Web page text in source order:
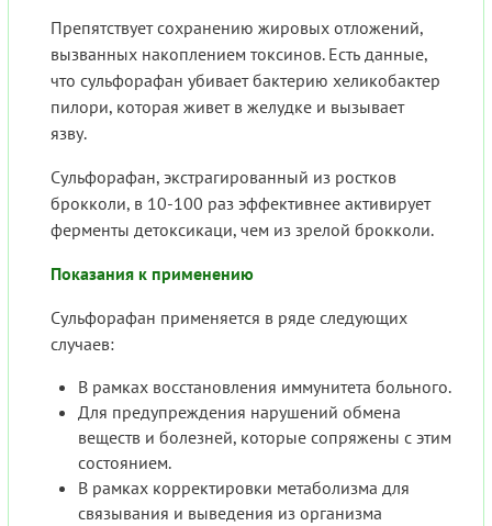
Препятствует сохранению жировых отложений,
вызванных накоплением токсинов. Есть данные,
что сульфорафан убивает бактерию хеликобактер
пилори, которая живет в желудке и вызывает
язву.
Сульфорафан, экстрагированный из ростков
брокколи, в 10-100 раз эффективнее активирует
ферменты детоксикаци, чем из зрелой брокколи.
Показания к применению
Сульфорафан применяется в ряде следующих
случаев:
В рамках восстановления иммунитета больного.
Для предупреждения нарушений обмена
веществ и болезней, которые сопряжены с этим
состоянием.
В рамках корректировки метаболизма для
связывания и выведения из организма